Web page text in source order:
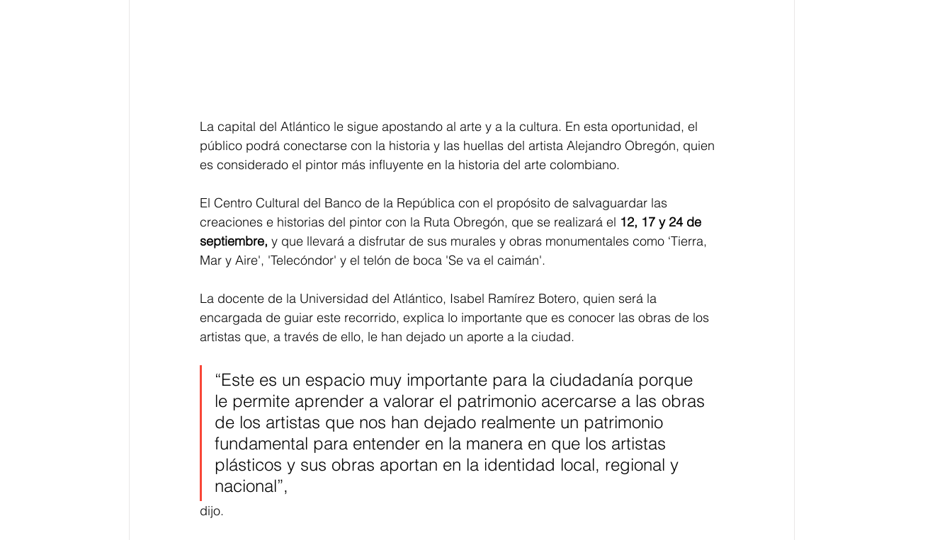
La capital del Atlántico le sigue apostando al arte y a la cultura. En esta oportunidad, el
público podrá conectarse con la historia y las huellas del artista Alejandro Obregón, quien
es considerado el pintor más influyente en la historia del arte colombiano.
El Centro Cultural del Banco de la República con el propósito de salvaguardar las
creaciones e historias del pintor con la Ruta Obregón, que se realizará el 12, 17 y 24 de
septiembre, y que llevará a disfrutar de sus murales y obras monumentales como ‘Tierra,
Mar y Aire', 'Telecóndor' y el telón de boca 'Se va el caimán'.
La docente de la Universidad del Atlántico, Isabel Ramírez Botero, quien será la
encargada de guiar este recorrido, explica lo importante que es conocer las obras de los
artistas que, a través de ello, le han dejado un aporte a la ciudad.
“Este es un espacio muy importante para la ciudadanía porque
le permite aprender a valorar el patrimonio acercarse a las obras
de los artistas que nos han dejado realmente un patrimonio
fundamental para entender en la manera en que los artistas
plásticos y sus obras aportan en la identidad local, regional y
nacional”,
dijo.